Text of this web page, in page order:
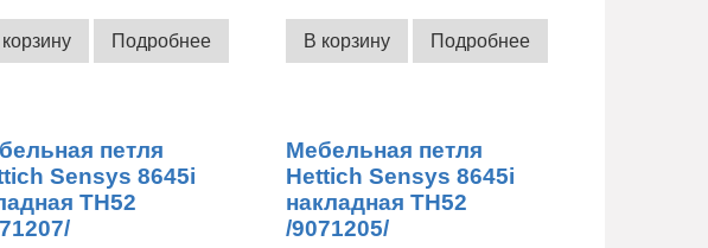
Подробнее В корзину Подробнее
петля
Sensys 8645i
ТН52
Мебельная петля
Hettich Sensys 8645i
накладная ТН52
/9071205/